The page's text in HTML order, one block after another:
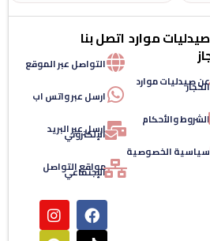
موارد
موارد
والأحكام
الخصوصية
اتصل بنا
التواصل عبر الموقع
ارسل عبر واتس اب
ارسل عبر البريد
الإلكتروني
مواقع التواصل
الإجتماعي